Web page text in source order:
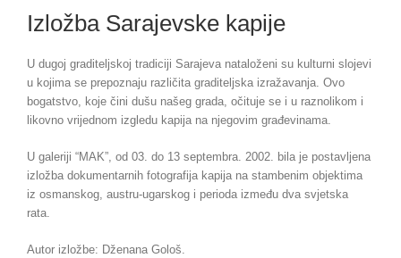
Izložba Sarajevske kapije
U dugoj graditeljskoj tradiciji Sarajeva nataloženi su kulturni slojevi
u kojima se prepoznaju različita graditeljska izražavanja. Ovo
bogatstvo, koje čini dušu našeg grada, očituje se i u raznolikom i
likovno vrijednom izgledu kapija na njegovim građevinama.
U galeriji “MAK”, od 03. do 13 septembra. 2002. bila je postavljena
izložba dokumentarnih fotografija kapija na stambenim objektima
iz osmanskog, austru-ugarskog i perioda između dva svjetska
rata.
Autor izložbe: Dženana Gološ.